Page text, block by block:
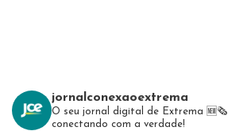
jornalconexaoextrema
O seu jornal digital de Extrema 🆕️🗞
conectando com a verdade!